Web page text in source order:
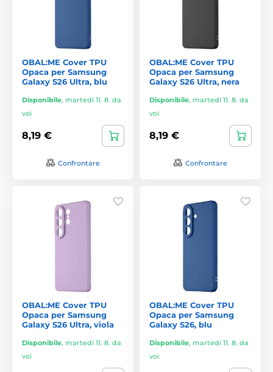
OBAL:ME Cover TPU
Opaca per Samsung
Galaxy S26 Ultra, blu
Disponibile, martedì 11. 8. da
voi
8,19 €
Confrontare
OBAL:ME Cover TPU
Opaca per Samsung
Galaxy S26 Ultra, nera
Disponibile, martedì 11. 8. da
voi
8,19 €
Confrontare
OBAL:ME Cover TPU
Opaca per Samsung
Galaxy S26 Ultra, viola
Disponibile, martedì 11. 8. da
voi
OBAL:ME Cover TPU
Opaca per Samsung
Galaxy S26, blu
Disponibile, martedì 11. 8. da
voi